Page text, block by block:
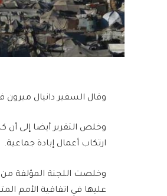
وقال السفير دانيال
وخلص التقرير أيضا إلى أن
ارتكاب أعمال إبادة جماعية.
عليها في اتفاقية الأمم